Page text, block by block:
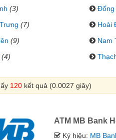
(3) Đống
(7) Hoài
(9) Nam
(4)
120 kết quả (0.0027 giây)
ATM MB Bank
Ký hiệu: MB